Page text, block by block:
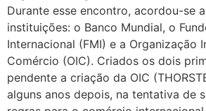
Durante esse encontro, acordou-se
instituições: o Banco Mundial, o
Internacional (FMI) e a Organização
Comércio (OIC). Criados os dois
pendente a criação da OIC
alguns anos depois, na tentativa de